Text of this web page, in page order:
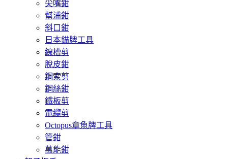
尖嘴鉗
幫浦鉗
斜口鉗
日本錨牌工具
線槽剪
脫皮鉗
鋼索剪
鋼絲鉗
鐵板剪
電纜剪
Octopus章魚牌工具
管鉗
萬能鉗